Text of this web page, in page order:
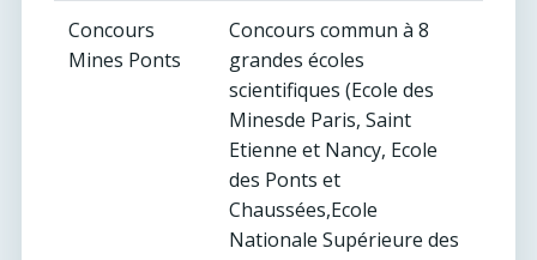
Concours
Mines Ponts
Concours commun à 8
grandes écoles
scientifiques (Ecole des
Minesde Paris, Saint
Etienne et Nancy, Ecole
des Ponts et
Chaussées,Ecole
Nationale Supérieure des